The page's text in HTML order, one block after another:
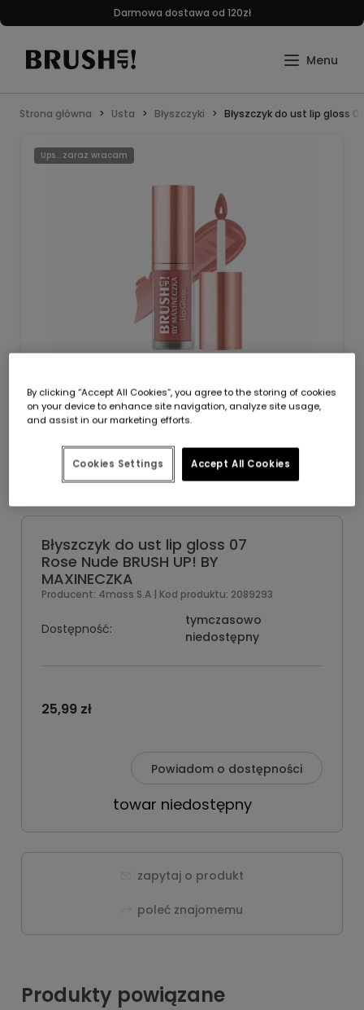
Darmowa dostawa od 120zł
Strona główna Usta Błyszczyki Błyszczyk do ust lip gloss 07
Ups... zaraz wracam
Błyszczyk do ust lip gloss 07
Rose Nude BRUSH UP! BY
MAXINECZKA
Producent: 4mass S.A | Kod produktu: 2089293
Dostępność:
tymczasowo
niedostępny
25,99 zł
Powiadom o dostępności
towar niedostępny
zapytaj o produkt
poleć znajomemu
Produkty powiązane
By clicking “Accept All Cookies”, you agree to the storing of cookies
on your device to enhance site navigation, analyze site usage,
and assist in our marketing efforts.
Accept All Cookies
Cookies Settings